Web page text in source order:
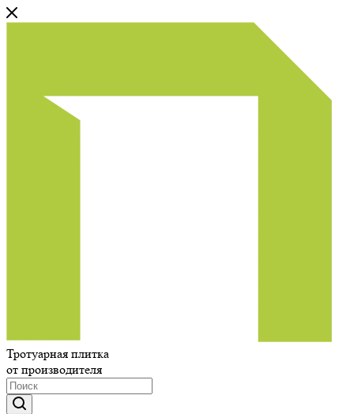
Тротуарная плитка
от производителя